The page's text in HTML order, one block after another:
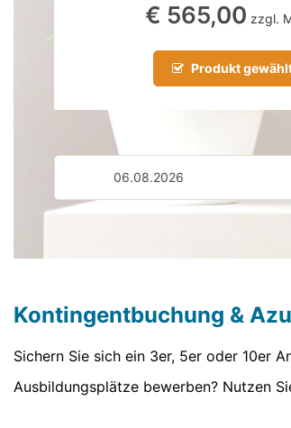
€ 565,00 zzgl.
Produkt
Kontingentbuchung &
Sichern Sie sich ein 3er, 5er oder 10er
Ausbildungsplätze bewerben? Nutzen